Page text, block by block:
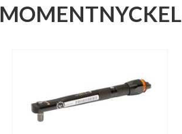
MOMENTNYCKEL